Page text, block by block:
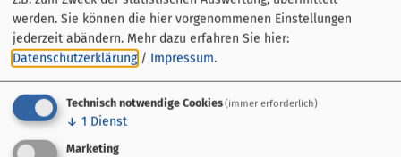
werden. Sie können die hier vorgenommenen Einstellungen
jederzeit abändern. Mehr dazu erfahren Sie hier:
Datenschutzerklärung / Impressum.
Technisch notwendige Cookies(immer erforderlich)
↓ 1 Dienst
Marketing